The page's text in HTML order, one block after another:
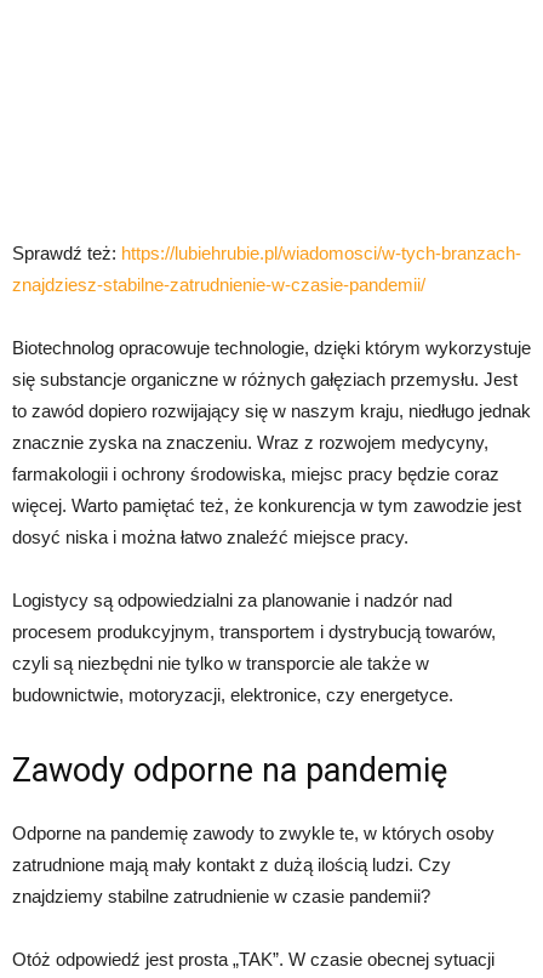
Sprawdź też: https://lubiehrubie.pl/wiadomosci/w-tych-branzach-
znajdziesz-stabilne-zatrudnienie-w-czasie-pandemii/
Biotechnolog opracowuje technologie, dzięki którym wykorzystuje
się substancje organiczne w różnych gałęziach przemysłu. Jest
to zawód dopiero rozwijający się w naszym kraju, niedługo jednak
znacznie zyska na znaczeniu. Wraz z rozwojem medycyny,
farmakologii i ochrony środowiska, miejsc pracy będzie coraz
więcej. Warto pamiętać też, że konkurencja w tym zawodzie jest
dosyć niska i można łatwo znaleźć miejsce pracy.
Logistycy są odpowiedzialni za planowanie i nadzór nad
procesem produkcyjnym, transportem i dystrybucją towarów,
czyli są niezbędni nie tylko w transporcie ale także w
budownictwie, motoryzacji, elektronice, czy energetyce.
Zawody odporne na pandemię
Odporne na pandemię zawody to zwykle te, w których osoby
zatrudnione mają mały kontakt z dużą ilością ludzi. Czy
znajdziemy stabilne zatrudnienie w czasie pandemii?
Otóż odpowiedź jest prosta „TAK”. W czasie obecnej sytuacji